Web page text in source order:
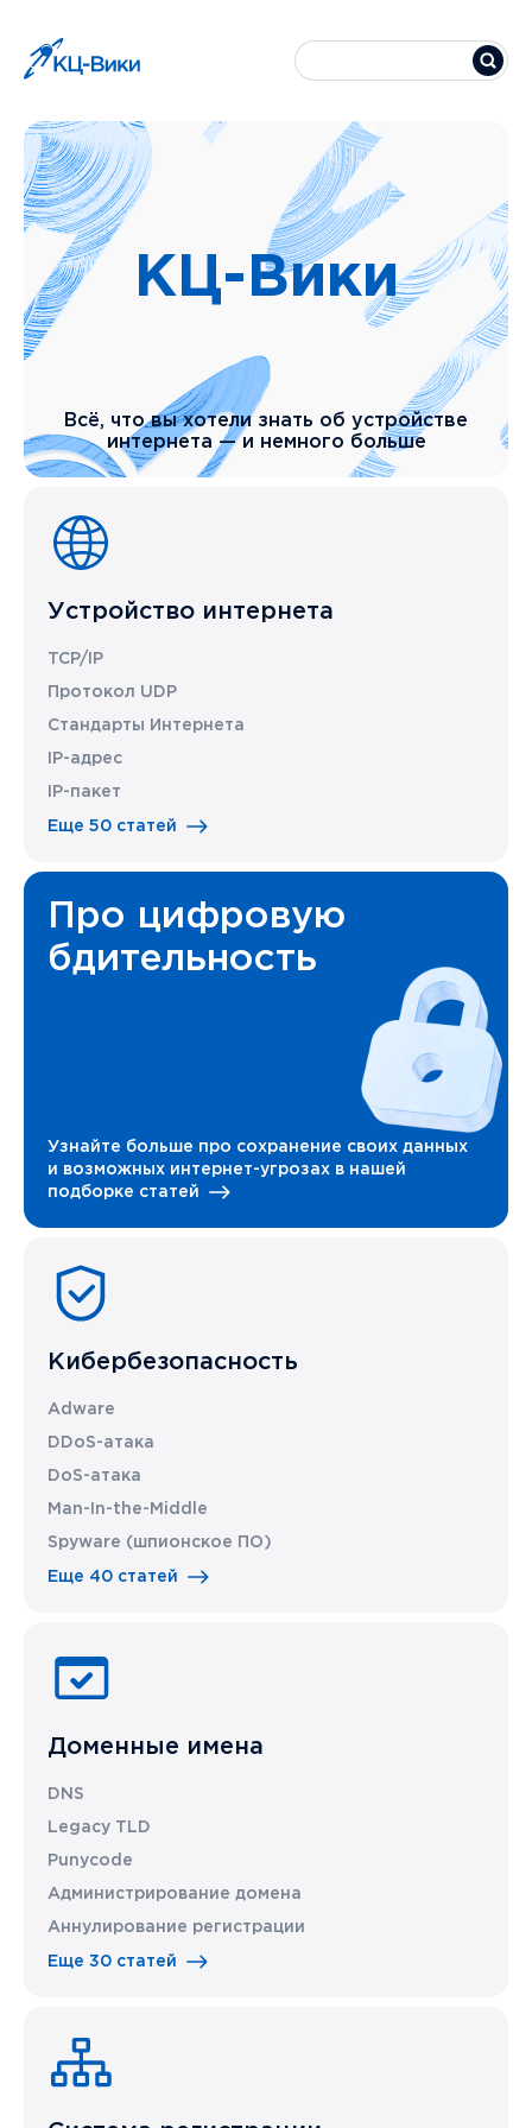
КЦ-Вики
Всё, что вы хотели знать об устройстве
интернета — и немного больше
Устройство интернета
TCP/IP
Протокол UDP
Стандарты Интернета
IP-адрес
IP-пакет
Еще 50 статей
Про цифровую
бдительность
Узнайте больше про сохранение своих данных
и возможных интернет-угрозах в нашей
подборке статей
Кибербезопасность
Adware
DDoS-атака
DoS-атака
Man-In-the-Middle
Spyware (шпионское ПО)
Еще 40 статей
Доменные имена
DNS
Legacy TLD
Punycode
Администрирование домена
Аннулирование регистрации
Еще 30 статей